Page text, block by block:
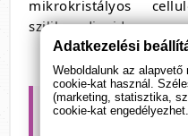
mikrokristályos
szilikon-dioxid
Fedezd fel a
erejét, és
Adatkezelési
Weboldalunk az
cookie-kat használ.
(marketing, statisztika,
cookie-kat engedélyezhet.